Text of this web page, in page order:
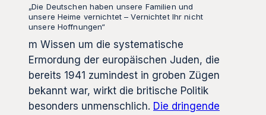
„Die Deutschen haben unsere Familien und
unsere Heime vernichtet – Vernichtet Ihr nicht
unsere Hoffnungen“
m Wissen um die systematische
Ermordung der europäischen Juden, die
bereits 1941 zumindest in groben Zügen
bekannt war, wirkt die britische Politik
besonders unmenschlich. Die dringende